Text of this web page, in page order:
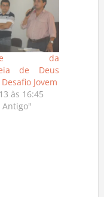
da
de Deus
Jovem
às 16:45
Antigo"